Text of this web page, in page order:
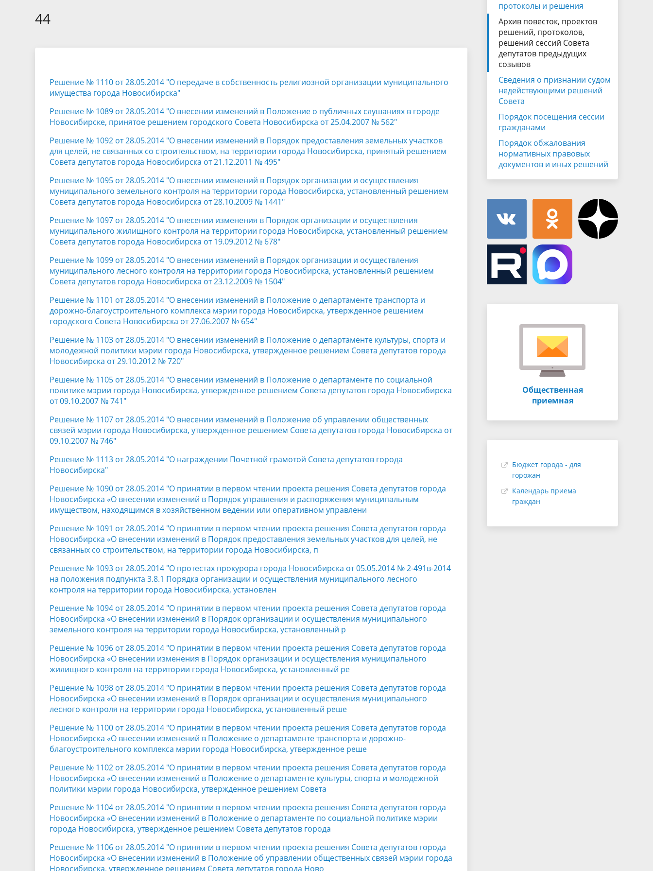
Муниципальная служба
Отчет о работе
Объявления
решений
имущественного характера
муниципальной службы
фактах коррупции
выделяемых бюджетных средств
Информационные материалы
44
Решение № 1110 от 28.05.2014 "О передаче в собственность религиозной организации муниципального
имущества города Новосибирска"
Решение № 1089 от 28.05.2014 "О внесении изменений в Положение о публичных слушаниях в городе
Новосибирске, принятое решением городского Совета Новосибирска от 25.04.2007 № 562"
Решение № 1092 от 28.05.2014 "О внесении изменений в Порядок предоставления земельных участков
для целей, не связанных со строительством, на территории города Новосибирска, принятый решением
Совета депутатов города Новосибирска от 21.12.2011 № 495"
Решение № 1095 от 28.05.2014 "О внесении изменений в Порядок организации и осуществления
муниципального земельного контроля на территории города Новосибирска, установленный решением
Совета депутатов города Новосибирска от 28.10.2009 № 1441"
Решение № 1097 от 28.05.2014 "О внесении изменения в Порядок организации и осуществления
муниципального жилищного контроля на территории города Новосибирска, установленный решением
Совета депутатов города Новосибирска от 19.09.2012 № 678"
Решение № 1099 от 28.05.2014 "О внесении изменений в Порядок организации и осуществления
муниципального лесного контроля на территории города Новосибирска, установленный решением
Совета депутатов города Новосибирска от 23.12.2009 № 1504"
Решение № 1101 от 28.05.2014 "О внесении изменений в Положение о департаменте транспорта и
дорожно-благоустроительного комплекса мэрии города Новосибирска, утвержденное решением
городского Совета Новосибирска от 27.06.2007 № 654"
Решение № 1103 от 28.05.2014 "О внесении изменений в Положение о департаменте культуры, спорта и
молодежной политики мэрии города Новосибирска, утвержденное решением Совета депутатов города
Новосибирска от 29.10.2012 № 720"
Решение № 1105 от 28.05.2014 "О внесении изменений в Положение о департаменте по социальной
политике мэрии города Новосибирска, утвержденное решением Совета депутатов города Новосибирска
от 09.10.2007 № 741"
Решение № 1107 от 28.05.2014 "О внесении изменений в Положение об управлении общественных
связей мэрии города Новосибирска, утвержденное решением Совета депутатов города Новосибирска от
09.10.2007 № 746"
Решение № 1113 от 28.05.2014 "О награждении Почетной грамотой Совета депутатов города
Новосибирска"
Решение № 1090 от 28.05.2014 "О принятии в первом чтении проекта решения Совета депутатов города
Новосибирска «О внесении изменений в Порядок управления и распоряжения муниципальным
имуществом, находящимся в хозяйственном ведении или оперативном управлени
Решение № 1091 от 28.05.2014 "О принятии в первом чтении проекта решения Совета депутатов города
Новосибирска «О внесении изменений в Порядок предоставления земельных участков для целей, не
связанных со строительством, на территории города Новосибирска, п
Решение № 1093 от 28.05.2014 "О протестах прокурора города Новосибирска от 05.05.2014 № 2-491в-2014
на положения подпункта 3.8.1 Порядка организации и осуществления муниципального лесного
контроля на территории города Новосибирска, установлен
Решение № 1094 от 28.05.2014 "О принятии в первом чтении проекта решения Совета депутатов города
Новосибирска «О внесении изменений в Порядок организации и осуществления муниципального
земельного контроля на территории города Новосибирска, установленный р
Решение № 1096 от 28.05.2014 "О принятии в первом чтении проекта решения Совета депутатов города
Новосибирска «О внесении изменения в Порядок организации и осуществления муниципального
жилищного контроля на территории города Новосибирска, установленный ре
Решение № 1098 от 28.05.2014 "О принятии в первом чтении проекта решения Совета депутатов города
Новосибирска «О внесении изменений в Порядок организации и осуществления муниципального
лесного контроля на территории города Новосибирска, установленный реше
Решение № 1100 от 28.05.2014 "О принятии в первом чтении проекта решения Совета депутатов города
Новосибирска «О внесении изменений в Положение о департаменте транспорта и дорожно-
благоустроительного комплекса мэрии города Новосибирска, утвержденное реше
Решение № 1102 от 28.05.2014 "О принятии в первом чтении проекта решения Совета депутатов города
Новосибирска «О внесении изменений в Положение о департаменте культуры, спорта и молодежной
политики мэрии города Новосибирска, утвержденное решением Совета
Решение № 1104 от 28.05.2014 "О принятии в первом чтении проекта решения Совета депутатов города
Новосибирска «О внесении изменений в Положение о департаменте по социальной политике мэрии
города Новосибирска, утвержденное решением Совета депутатов города
Решение № 1106 от 28.05.2014 "О принятии в первом чтении проекта решения Совета депутатов города
Новосибирска «О внесении изменений в Положение об управлении общественных связей мэрии города
Новосибирска, утвержденное решением Совета депутатов города Ново
протоколы и решения
Архив повесток, проектов
решений, протоколов,
решений сессий Совета
депутатов предыдущих
созывов
Сведения о признании судом
недействующими решений
Совета
Порядок посещения сессии
гражданами
Порядок обжалования
нормативных правовых
документов и иных решений
Общественная
приемная
Бюджет города - для
горожан
Календарь приема
граждан